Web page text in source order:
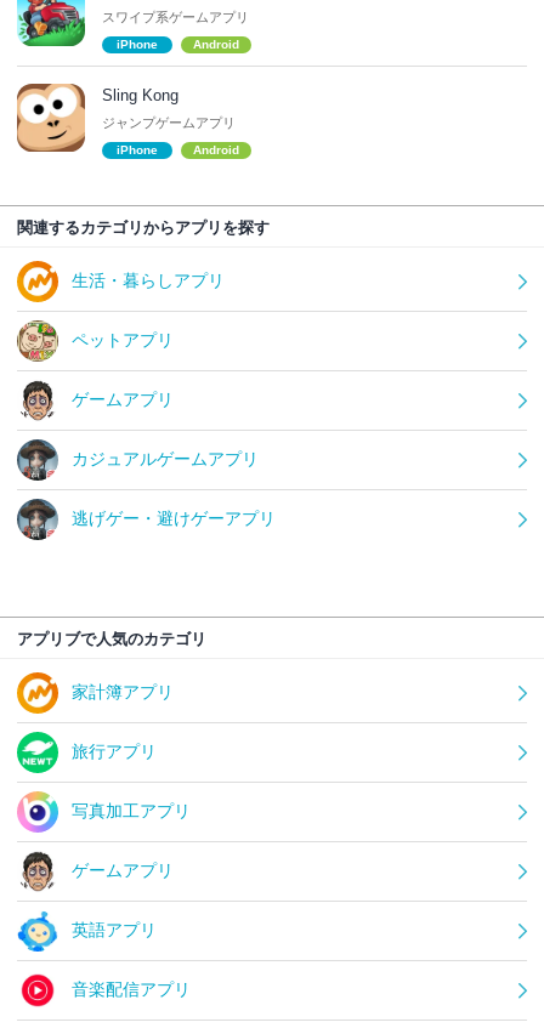
スワイプ系ゲームアプリ
iPhone Android
Sling Kong
ジャンプゲームアプリ
iPhone Android
関連するカテゴリからアプリを探す
生活・暮らしアプリ
ペットアプリ
ゲームアプリ
カジュアルゲームアプリ
逃げゲー・避けゲーアプリ
アプリブで人気のカテゴリ
家計簿アプリ
旅行アプリ
写真加工アプリ
ゲームアプリ
英語アプリ
音楽配信アプリ